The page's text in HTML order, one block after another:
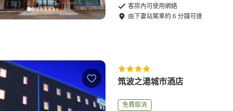
客房內可使用網絡
由 下妻站駕車約6 分鐘可達
筑波之湯城市酒店
免費取消